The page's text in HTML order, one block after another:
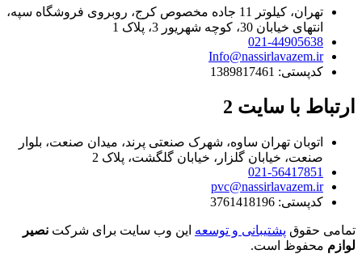
تهران، کیلوتر 11 جاده مخصوص کرج، روبروی فروشگاه سپه،
انتهای خیابان 30، کوچه شهریور 3، پلاک 1
021-44905638
Info@nassirlavazem.ir
کدپستی: 1389817461
ارتباط با سایت 2
اتوبان تهران ساوه، شهرک صنعتی پرند، میدان صنعت، بلوار
صنعت، خیابان گلزار، خیابان گلگشت، پلاک 2
021-56417851
pvc@nassirlavazem.ir
کدپستی: 3761418196
تمامی حقوق پشتیبانی و توسعه این وب سایت برای شرکت نصیر
لوازم محفوظ است.